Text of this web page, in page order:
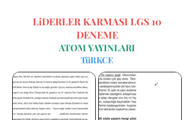
LiDERLER KARMASI LGS 10
DENEME
ATOM YAYINLARI
TüRKCE